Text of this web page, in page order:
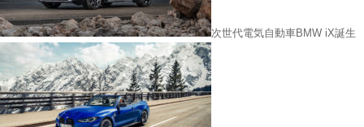
次世代電気自動車BMW iX誕生